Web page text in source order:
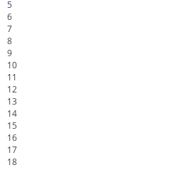
5
6
7
8
9
10
11
12
13
14
15
16
17
18